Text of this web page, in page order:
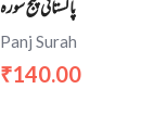
پاکستانی پنج سوره
Panj Surah
₹140.00